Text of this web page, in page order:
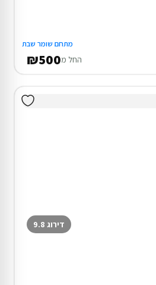
מתחם שומר שבת
החל מ₪500
דירוג 9.8